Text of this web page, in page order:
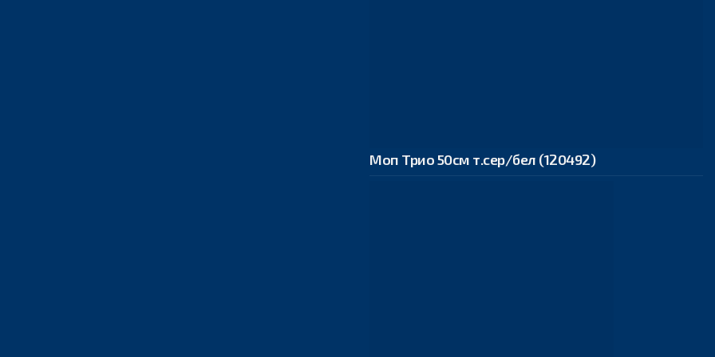
Моп Трио 50см т.сер/бел (120492)